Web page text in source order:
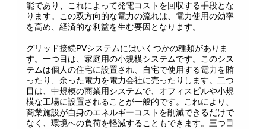
能であり、これによって発電コストを回収する手段とな
ります。この双方向的な電力の流れは、電力使用の効率
を高め、経済的な利益を生む要因となります。
グリッド接続PVシステムにはいくつかの種類がありま
す。一つ目は、家庭用の小規模システムです。このシス
テムは個人の住宅に設置され、自宅で使用する電力を賄
ったり、余った電力を電力会社に売ったりします。二つ
目は、中規模の商業用システムで、オフィスビルや小規
模な工場に設置されることが一般的です。これにより、
商業施設が自身のエネルギーコストを削減できるだけで
なく、環境への負荷を軽減することもできます。三つ目